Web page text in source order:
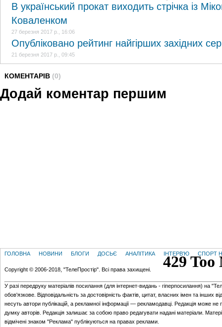
В український прокат виходить стрічка із
Коваленком
27 березня 2017 р., 16:06
Опубліковано рейтинг найгірших західних
21 березня 2017 р., 09:45
КОМЕНТАРІВ (0)
Додай коментар першим
ГОЛОВНА НОВИНИ БЛОГИ ДОСЬЄ АНАЛІТИКА ІНТЕРВ'Ю СПОРТ
Copyright © 2006-2018, "ТелеПростір". Всі права захищені.
У разі передруку матеріалів посилання (для iнтернет-видань - гiперпосилання) на
обов'язкове. Відповідальність за достовірність фактів, цитат, власних імен та інших
несуть автори публікацій, а рекламної інформації — рекламодавці. Редакція може не
думку авторів. Редакція залишає за собою право редагувати надані матеріали.
відмічені знаком "Реклама" публікуються на правах реклами.